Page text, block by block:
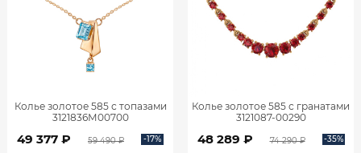
Колье золотое 585 с топазами
3121836М00700
49 377 ₽ 59 490 ₽ -17%
Колье золотое 585 с гранатами
3121087-00290
48 289 ₽ 74 290 ₽ -35%